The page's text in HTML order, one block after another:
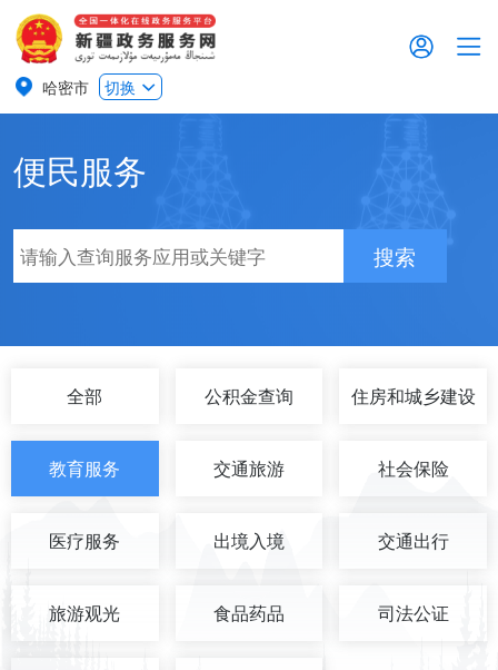
哈密市 切换
便民服务
搜索
全部 公积金查询 住房和城乡建设
教育服务 交通旅游 社会保险
医疗服务 出境入境 交通出行
旅游观光 食品药品 司法公证